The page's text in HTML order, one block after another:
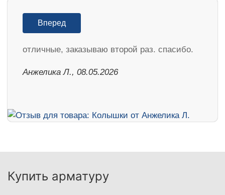
Вперед
отличные, заказываю второй раз. спасибо.
Анжелика Л., 08.05.2026
Купить арматуру